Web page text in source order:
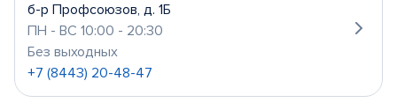
б-р Профсоюзов, д. 1Б
ПН - ВС 10:00 - 20:30
Без выходных
+7 (8443) 20-48-47